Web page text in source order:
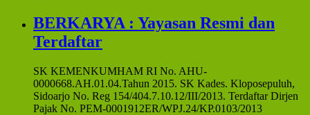
BERKARYA : Yayasan Resmi dan
Terdaftar
SK KEMENKUMHAM RI No. AHU-
0000668.AH.01.04.Tahun 2015. SK Kades. Kloposepuluh,
Sidoarjo No. Reg 154/404.7.10.12/III/2013. Terdaftar Dirjen
Pajak No. PEM-0001912ER/WPJ.24/KP.0103/2013